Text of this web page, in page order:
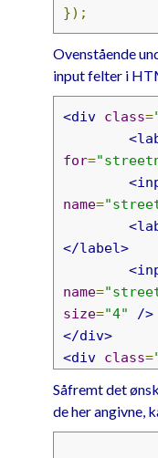
});
Ovenstående
input felter i
<div class=
for=
name=
</label>
name=
size="4"
/>
</div>
<div class=
Såfremt det
de her angivne,